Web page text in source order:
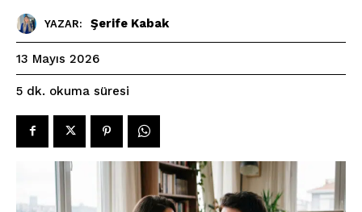
YAZAR: Şerife Kabak
13 Mayıs 2026
5 dk. okuma süresi